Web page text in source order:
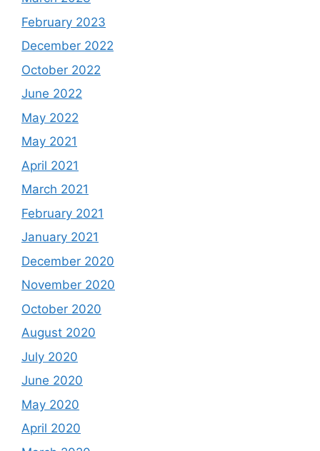
February 2023
December 2022
October 2022
June 2022
May 2022
May 2021
April 2021
March 2021
February 2021
January 2021
December 2020
November 2020
October 2020
August 2020
July 2020
June 2020
May 2020
April 2020